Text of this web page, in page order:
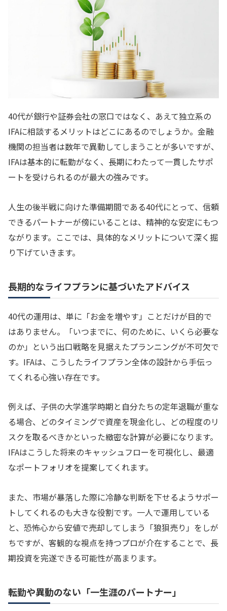
40代が銀行や証券会社の窓口ではなく、あえて独立系の
IFAに相談するメリットはどこにあるのでしょうか。金融
機関の担当者は数年で異動してしまうことが多いですが、
IFAは基本的に転勤がなく、長期にわたって一貫したサポ
ートを受けられるのが最大の強みです。
人生の後半戦に向けた準備期間である40代にとって、信頼
できるパートナーが傍にいることは、精神的な安定にもつ
ながります。ここでは、具体的なメリットについて深く掘
り下げていきます。
長期的なライフプランに基づいたアドバイス
40代の運用は、単に「お金を増やす」ことだけが目的で
はありません。「いつまでに、何のために、いくら必要な
のか」という出口戦略を見据えたプランニングが不可欠で
す。IFAは、こうしたライフプラン全体の設計から手伝っ
てくれる心強い存在です。
例えば、子供の大学進学時期と自分たちの定年退職が重な
る場合、どのタイミングで資産を現金化し、どの程度のリ
スクを取るべきかといった緻密な計算が必要になります。
IFAはこうした将来のキャッシュフローを可視化し、最適
なポートフォリオを提案してくれます。
また、市場が暴落した際に冷静な判断を下せるようサポー
トしてくれるのも大きな役割です。一人で運用している
と、恐怖心から安値で売却してしまう「狼狽売り」をしが
ちですが、客観的な視点を持つプロが介在することで、長
期投資を完遂できる可能性が高まります。
転勤や異動のない「一生涯のパートナー」